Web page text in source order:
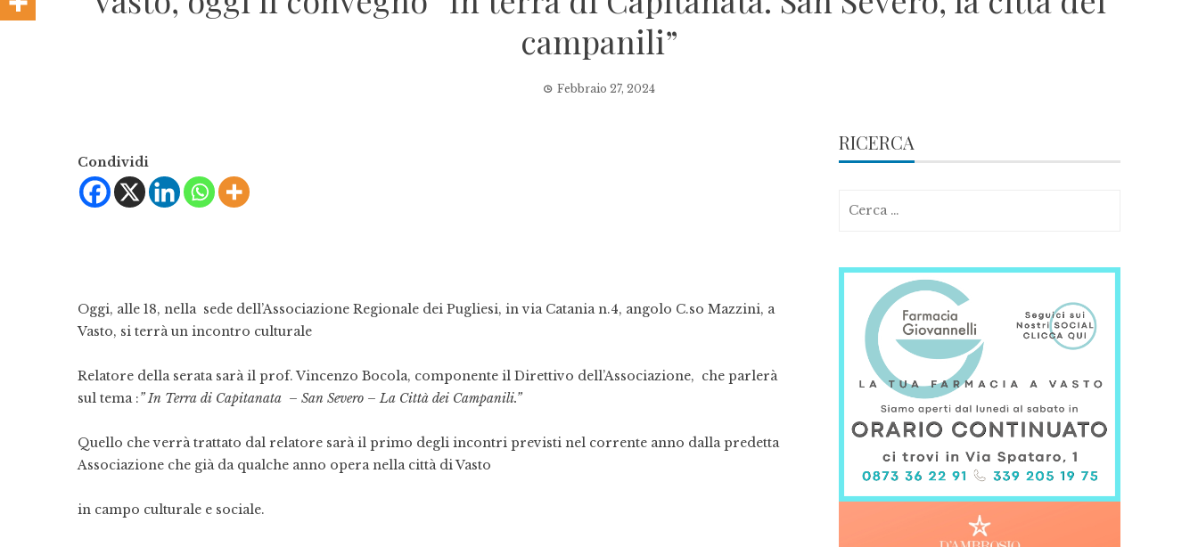
campanili”
Febbraio 27, 2024
Condividi
Oggi, alle 18, nella sede dell’Associazione Regionale dei Pugliesi, in via Catania n.4, angolo C.so Mazzini, a
Vasto, si terrà un incontro culturale
Relatore della serata sarà il prof. Vincenzo Bocola, componente il Direttivo dell’Associazione, che parlerà
sul tema :” In Terra di Capitanata – San Severo – La Città dei Campanili.”
Quello che verrà trattato dal relatore sarà il primo degli incontri previsti nel corrente anno dalla predetta
Associazione che già da qualche anno opera nella città di Vasto
in campo culturale e sociale.
RICERCA